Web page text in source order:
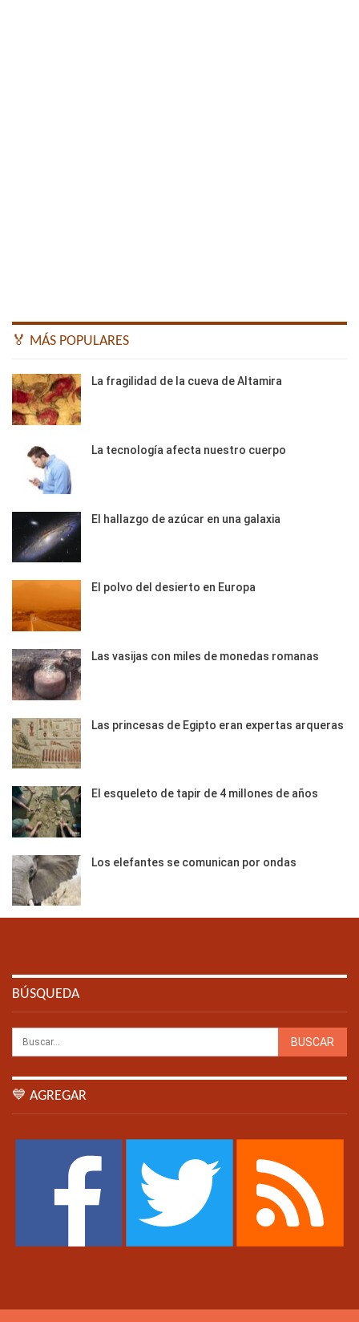
🏅 MÁS POPULARES
La fragilidad de la cueva de Altamira
La tecnología afecta nuestro cuerpo
El hallazgo de azúcar en una galaxia
El polvo del desierto en Europa
Las vasijas con miles de monedas romanas
Las princesas de Egipto eran expertas arqueras
El esqueleto de tapir de 4 millones de años
Los elefantes se comunican por ondas
BÚSQUEDA
💙 AGREGAR